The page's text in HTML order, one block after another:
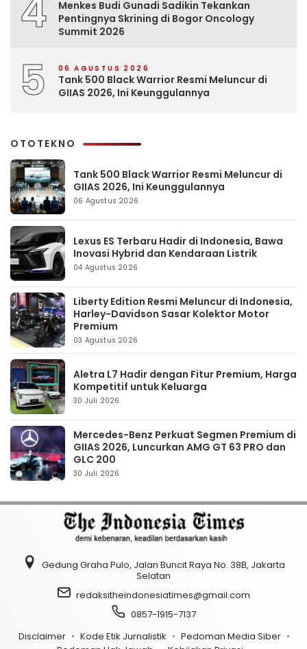
4
Menkes Budi Gunadi Sadikin Tekankan
Pentingnya Skrining di Bogor Oncology
Summit 2026
5 06 AGUSTUS 2026
Tank 500 Black Warrior Resmi Meluncur di
GIIAS 2026, Ini Keunggulannya
OTOTEKNO
Tank 500 Black Warrior Resmi Meluncur di
GIIAS 2026, Ini Keunggulannya
06 Agustus 2026
Lexus ES Terbaru Hadir di Indonesia, Bawa
Inovasi Hybrid dan Kendaraan Listrik
04 Agustus 2026
Liberty Edition Resmi Meluncur di Indonesia,
Harley-Davidson Sasar Kolektor Motor
Premium
03 Agustus 2026
Aletra L7 Hadir dengan Fitur Premium, Harga
Kompetitif untuk Keluarga
30 Juli 2026
Mercedes-Benz Perkuat Segmen Premium di
GIIAS 2026, Luncurkan AMG GT 63 PRO dan
GLC 200
30 Juli 2026
Gedung Graha Pulo, Jalan Buncit Raya No. 38B, Jakarta
Selatan
redaksitheindonesiatimes@gmail.com
0857-1915-7137
Disclaimer
Kode Etik Jurnalistik
Pedoman Media Siber